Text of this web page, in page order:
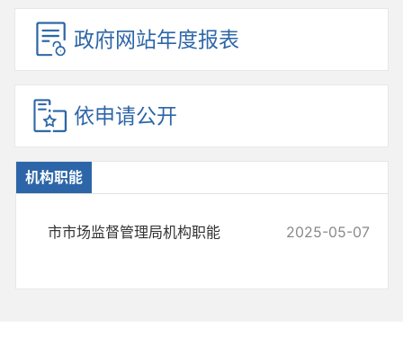
政府网站年度报表
依申请公开
机构职能
市市场监督管理局机构职能 2025-05-07